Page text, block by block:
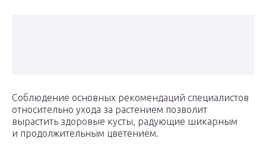
Соблюдение основных рекомендаций специалистов
относительно ухода за растением позволит
вырастить здоровые кусты, радующие шикарным
и продолжительным цветением.